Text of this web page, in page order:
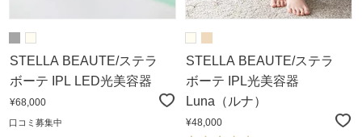
STELLA BEAUTE/ステラ
ボーテ IPL LED光美容器
¥68,000
口コミ募集中
STELLA BEAUTE/ステラ
ボーテ IPL光美容器
Luna（ルナ）
¥48,000